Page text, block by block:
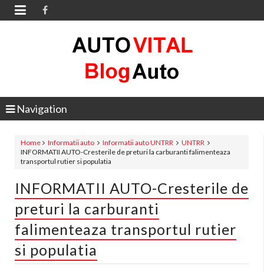

Navigation
Home Informatii auto Informatii auto UNTRR
UNTRR
INFORMATII AUTO-Cresterile de preturi la carburanti falimenteaza
transportul rutier si populatia
INFORMATII AUTO-Cresterile de
preturi la carburanti
falimenteaza transportul rutier
si populatia